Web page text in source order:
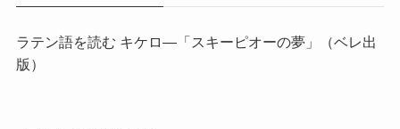
ラテン語を読む キケロ―「スキーピオーの夢」
（ベレ出
版）